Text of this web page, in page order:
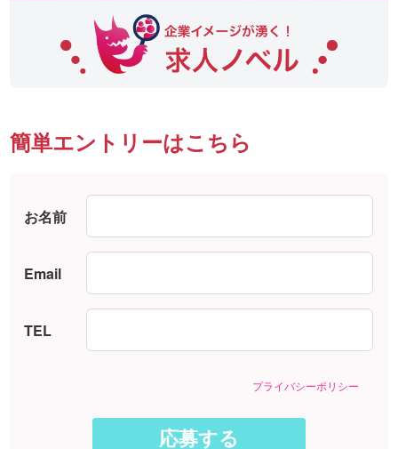
簡単エントリーはこちら
お名前
Email
TEL
プライバシーポリシー